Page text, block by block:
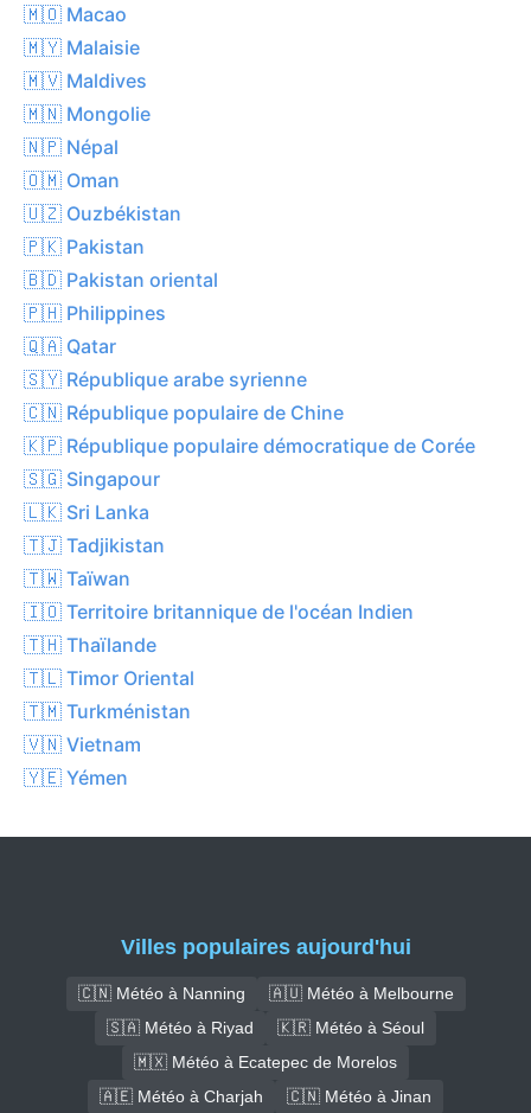
🇲🇴 Macao
🇲🇾 Malaisie
🇲🇻 Maldives
🇲🇳 Mongolie
🇳🇵 Népal
🇴🇲 Oman
🇺🇿 Ouzbékistan
🇵🇰 Pakistan
🇧🇩 Pakistan oriental
🇵🇭 Philippines
🇶🇦 Qatar
🇸🇾 République arabe syrienne
🇨🇳 République populaire de Chine
🇰🇵 République populaire démocratique de Corée
🇸🇬 Singapour
🇱🇰 Sri Lanka
🇹🇯 Tadjikistan
🇹🇼 Taïwan
🇮🇴 Territoire britannique de l'océan Indien
🇹🇭 Thaïlande
🇹🇱 Timor Oriental
🇹🇲 Turkménistan
🇻🇳 Vietnam
🇾🇪 Yémen
Villes populaires aujourd'hui
🇨🇳 Météo à Nanning
🇦🇺 Météo à Melbourne
🇸🇦 Météo à Riyad
🇰🇷 Météo à Séoul
🇲🇽 Météo à Ecatepec de Morelos
🇦🇪 Météo à Charjah
🇨🇳 Météo à Jinan